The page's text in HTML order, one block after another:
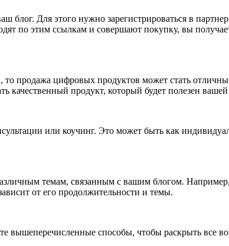
блог. Для этого нужно зарегистрироваться в
по этим ссылкам и совершают покупку, вы
продажа цифровых продуктов может стать
качественный продукт, который будет полезен
или коучинг. Это может быть как
темам, связанным с вашим блогом.
от его продолжительности и темы.
вышеперечисленные способы, чтобы раскрыть все